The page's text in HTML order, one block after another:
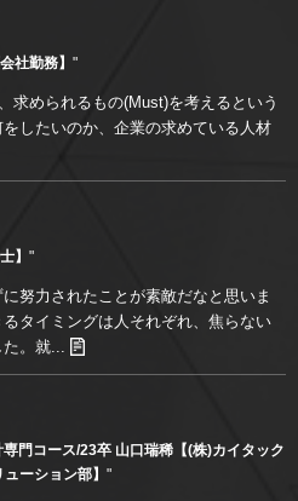
勤務】 "
求められるもの(Must)を考えるという
したいのか、企業の求めている人材
】 "
努力されたことが素敵だなと思いま
タイミングは人それぞれ、焦らない
。就...
門コース/23卒 山口瑞稀【(株)カイタック
ーション部】 "